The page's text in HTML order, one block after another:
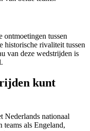
ontmoetingen tussen
historische rivaliteit tussen
van deze wedstrijden is
kunt
Nederlands nationaal
als Engeland,